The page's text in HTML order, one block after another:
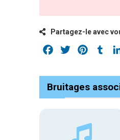
Partagez-le avec
Facebook
Twitter
Bruitages